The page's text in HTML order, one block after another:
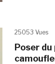
25053 Vues
Poser